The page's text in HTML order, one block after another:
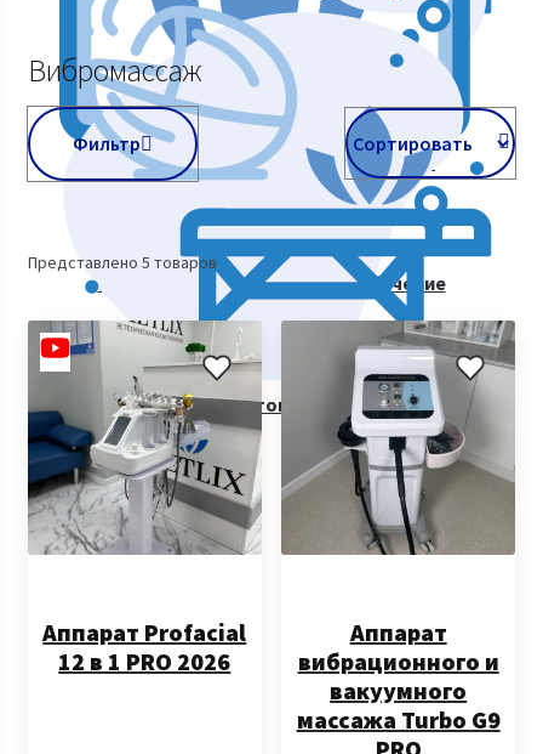
Аппараты мышечной стимуляции
Косметологическое оборудование
Курсы косметологии. Видеообучение
Все товары
Вибромассаж
Фильтр
Представлено 5 товаров
Аппарат Profacial
12 в 1 PRO 2026
Аппарат
вибрационного и
вакуумного
массажа Turbo G9